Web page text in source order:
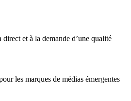
direct et à la demande d’une qualité
les marques de médias émergentes